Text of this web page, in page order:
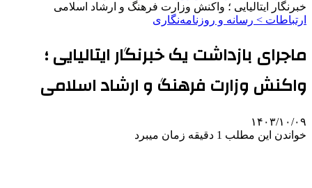
خبرنگار ایتالیایی ؛ واکنش وزارت فرهنگ و ارشاد اسلامی
ارتباطات > رسانه و روزنامه‌نگاری
ماجرای بازداشت یک خبرنگار ایتالیایی ؛
واکنش وزارت فرهنگ و ارشاد اسلامی
۱۴۰۳/۱۰/۰۹
خواندن این مطلب 1 دقیقه زمان میبرد